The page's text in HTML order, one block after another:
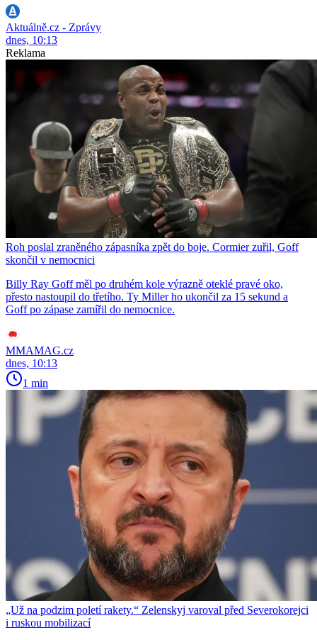
Aktuálně.cz - Zprávy
dnes, 10:13
Reklama
Roh poslal zraněného zápasníka zpět do boje. Cormier zuřil, Goff
skončil v nemocnici
Billy Ray Goff měl po druhém kole výrazně oteklé pravé oko,
přesto nastoupil do třetího. Ty Miller ho ukončil za 15 sekund a
Goff po zápase zamířil do nemocnice.
MMAMAG.cz
dnes, 10:13
1 min
„Už na podzim poletí rakety.“ Zelenskyj varoval před Severokorejci
i ruskou mobilizací